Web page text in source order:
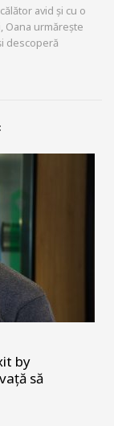
avid și cu o
urmărește
descoperă
by
să